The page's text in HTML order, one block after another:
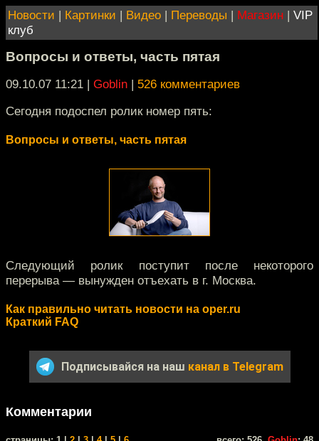
Новости | Картинки | Видео | Переводы | Магазин | VIP
клуб
Вопросы и ответы, часть пятая
09.10.07 11:21 | Goblin | 526 комментариев
Сегодня подоспел ролик номер пять:
Вопросы и ответы, часть пятая
Следующий ролик поступит после некоторого
перерыва — вынужден отъехать в г. Москва.
Как правильно читать новости на oper.ru
Краткий FAQ
Подписывайся на наш канал в Telegram
Комментарии